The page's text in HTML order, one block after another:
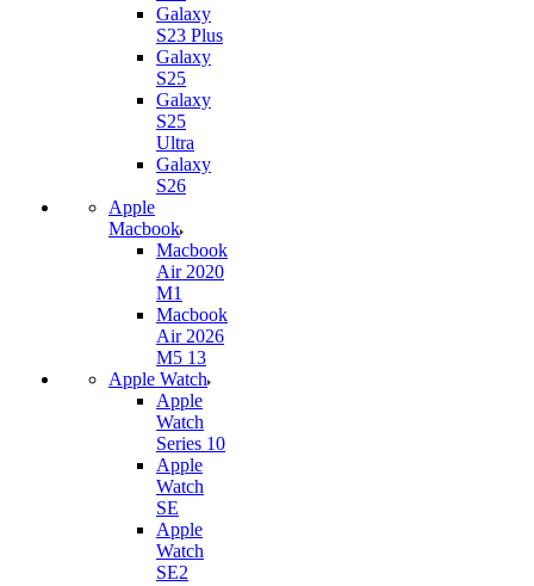
Galaxy
S23 Plus
Galaxy
S25
Galaxy
S25
Ultra
Galaxy
S26
Apple
Macbook
Macbook
Air 2020
M1
Macbook
Air 2026
M5 13
Apple Watch
Apple
Watch
Series 10
Apple
Watch
SE
Apple
Watch
SE2